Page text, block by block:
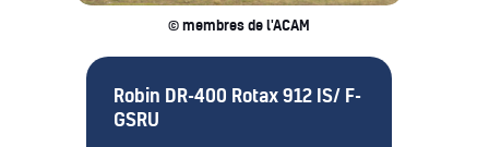
© membres de l'ACAM
Robin DR-400 Rotax 912 IS/ F-
GSRU